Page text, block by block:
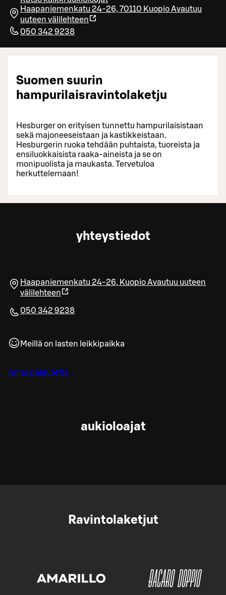
Haapaniemenkatu 24-26, 70110 KuopioAvautuu
uuteen välilehteen
050 342 9238
Suomen suurin
hampurilaisravintolaketju
Hesburger on erityisen tunnettu hampurilaisistaan
sekä majoneeseistaan ja kastikkeistaan.
Hesburgerin ruoka tehdään puhtaista, tuoreista ja
ensiluokkaisista raaka-aineista ja se on
monipuolista ja maukasta. Tervetuloa
herkuttelemaan!
yhteystiedot
Haapaniemenkatu 24-26, KuopioAvautuu uuteen
välilehteen
050 342 9238
Meillä on lasten leikkipaikka
Anna palautetta
aukioloajat
Ravintolaketjut